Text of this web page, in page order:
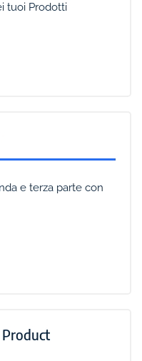
tuoi Prodotti
e terza parte con